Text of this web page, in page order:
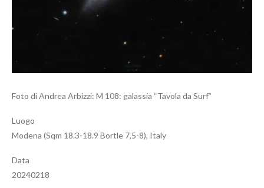
Foto di Andrea Arbizzi: M 108: galassia “Tavola da Surf”
Luogo
Modena (Sqm 18.3-18.9 Bortle 7,5-8), Italy
Data
20240218